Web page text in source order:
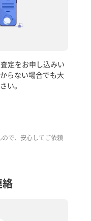
定をお申し込みい
らない場合でも大
い。
で、安心してご依頼